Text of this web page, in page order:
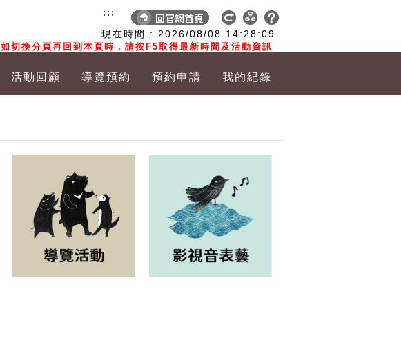
現在時間 : 2026/08/08 14:28:10
如切換分頁再回到本頁時，請按F5取得最新時間及活動資訊
:::
活動回顧 導覽預約 預約申請 我的紀錄